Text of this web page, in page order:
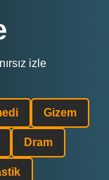
izle
Gizem
Dram